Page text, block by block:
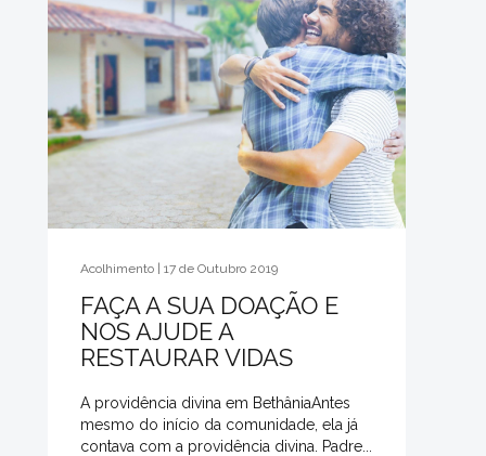
Acolhimento | 17 de Outubro 2019
FAÇA A SUA DOAÇÃO E
NOS AJUDE A
RESTAURAR VIDAS
A providência divina em BethâniaAntes
mesmo do início da comunidade, ela já
contava com a providência divina. Padre...